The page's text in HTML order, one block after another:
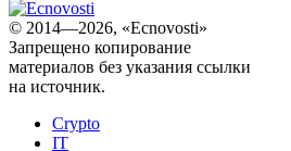
© 2014—2026, «Ecnovosti»
Запрещено копирование
материалов без указания ссылки
на источник.
Crypto
IT